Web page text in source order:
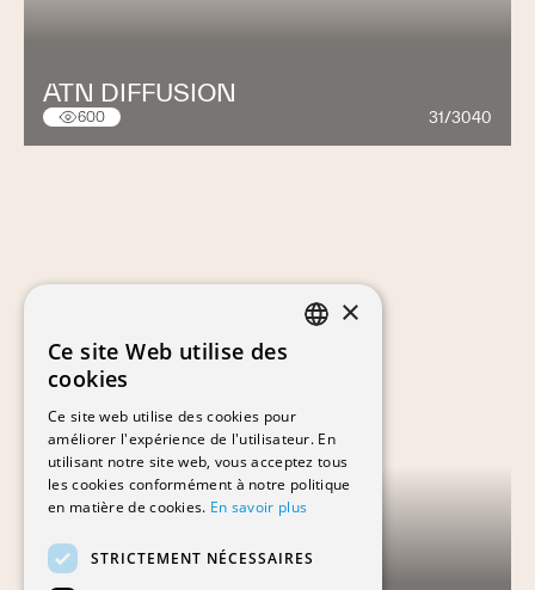
ATN DIFFUSION
600 31/3040
×
Ce site Web utilise des
cookies
Ce site web utilise des cookies pour
améliorer l'expérience de l'utilisateur. En
utilisant notre site web, vous acceptez tous
les cookies conformément à notre politique
en matière de cookies. En savoir plus
STRICTEMENT NÉCESSAIRES